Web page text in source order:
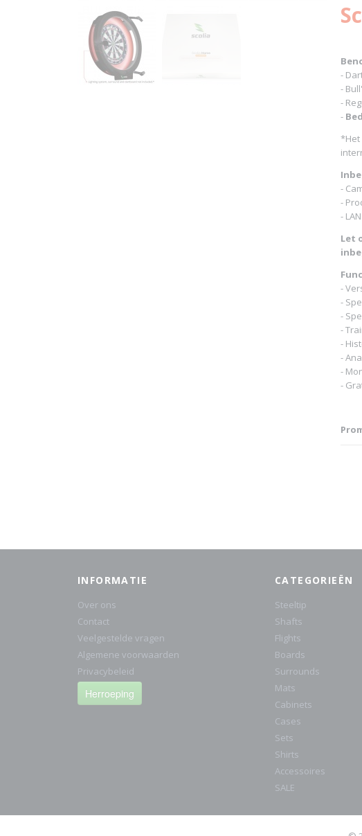
-
-
-
-
*Het
-
-
-
Let
-
-
-
-
-
-
-
-
INFORMATIE
Over ons
Contact
Veelgestelde vragen
Algemene voorwaarden
Privacybeleid
Herroeping
CATEGORIEËN
Steeltip
Shafts
Flights
Boards
Surrounds
Mats
Cabinets
Cases
Sets
Shirts
Accessoires
SALE